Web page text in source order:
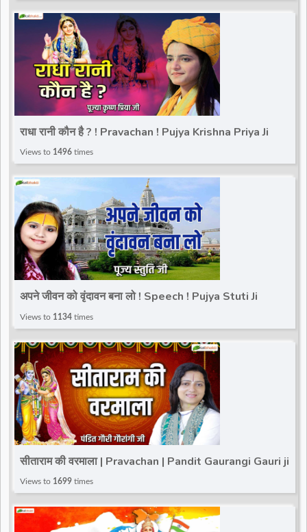
राधा रानी कौन है ? ! Pravachan ! Pujya Krishna Priya Ji
Views to 1496 times
अपने जीवन को वृंदावन बना लो ! Speech ! Pujya Stuti Ji
Views to 1134 times
सीताराम की वरमाला | Pravachan | Pandit Gaurangi Gauri ji
Views to 1699 times